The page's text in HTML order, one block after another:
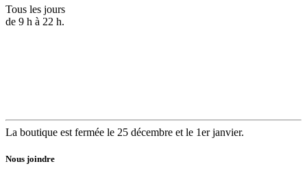
Tous les jours
de 9 h à 22 h.
La boutique est fermée le 25 décembre et le 1er janvier.
Nous joindre